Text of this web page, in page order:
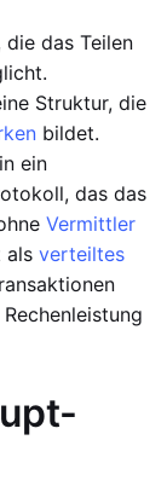
die das Teilen
Struktur, die
bildet.
ein
das das
Vermittler
als verteiltes